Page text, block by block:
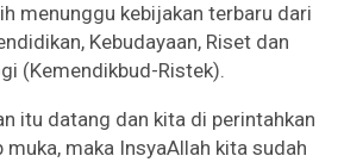
menunggu kebijakan terbaru dari
Kebudayaan, Riset dan
(Kemendikbud-Ristek).
itu datang dan kita di perintahkan
muka, maka InsyaAllah kita sudah